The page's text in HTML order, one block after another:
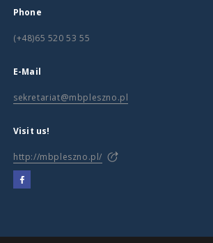
Phone
(+48)65 520 53 55
E-Mail
sekretariat@mbpleszno.pl
Visit us!
http://mbpleszno.pl/